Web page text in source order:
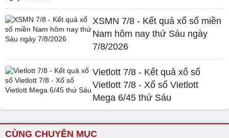
XSMN 7/8 - Kết quả xổ số miền
Nam hôm nay thứ Sáu ngày
7/8/2026
Vietlott 7/8 - Kết quả xổ số
Vietlott 7/8 - Xổ số Vietlott
Mega 6/45 thứ Sáu
CÙNG CHUYÊN MỤC